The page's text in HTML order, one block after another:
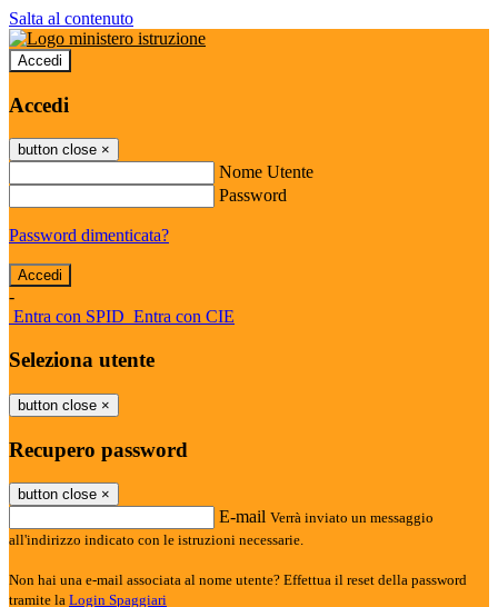
Salta al contenuto
Accedi
Accedi
button close ×
Nome Utente
Password
Password dimenticata?
-
Entra con SPID Entra con CIE
Seleziona utente
button close ×
Recupero password
button close ×
E-mail Verrà inviato un messaggio
all'indirizzo indicato con le istruzioni necessarie.
Non hai una e-mail associata al nome utente? Effettua il reset della password
tramite la Login Spaggiari